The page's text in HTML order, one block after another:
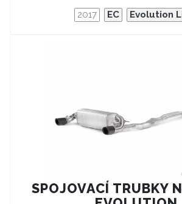
2017 EC Evolution
SPOJOVACÍ TRUBKY